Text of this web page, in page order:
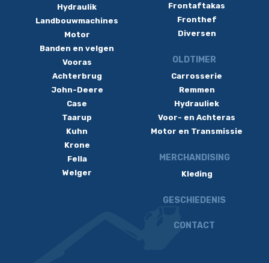
Hydraulik
Landbouwmachines
Motor
Banden en velgen
Vooras
Achterbrug
John-Deere
Case
Taarup
Kuhn
Krone
Fella
Welger
Frontaftakas
Fronthef
Diversen
OLDTIMER
Carrosserie
Remmen
Hydrauliek
Voor- en Achteras
Motor en Transmissie
MERCHANDISING
Kleding
GESCHIEDENIS
CONTACT